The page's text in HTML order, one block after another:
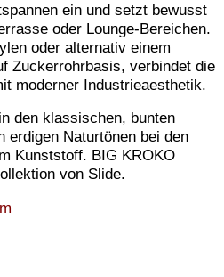
ein und setzt bewusst
oder Lounge-Bereichen.
oder alternativ einem
Zuckerrohrbasis, verbindet die
moderner Industrieaesthetik.
den klassischen, bunten
erdigen Naturtönen bei den
Kunststoff. BIG KROKO
von Slide.